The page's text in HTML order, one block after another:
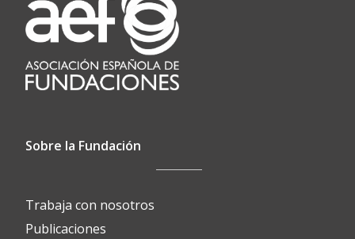
Sobre la Fundación
Trabaja con nosotros
Publicaciones